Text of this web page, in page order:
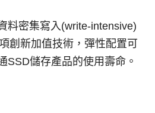
料密集寫入(write-intensive)
創新加值技術，彈性配置可
SSD儲存產品的使用壽命。